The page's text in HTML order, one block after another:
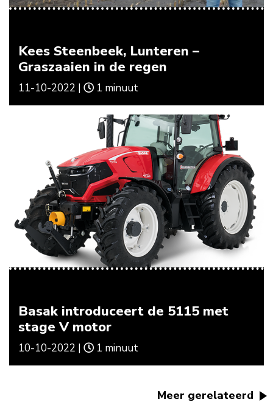
Kees Steenbeek, Lunteren –
Graszaaien in de regen
11-10-2022 | 1 minuut
Basak introduceert de 5115 met
stage V motor
10-10-2022 | 1 minuut
Meer gerelateerd